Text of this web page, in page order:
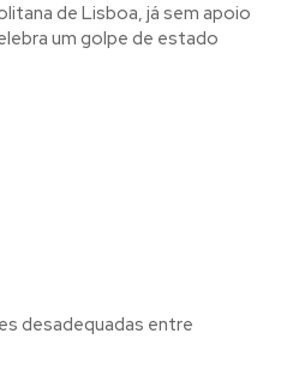
de Lisboa, já sem apoio
um golpe de estado
desadequadas entre